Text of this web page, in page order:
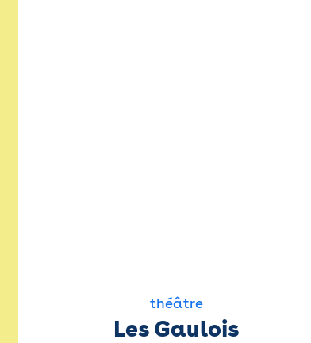
théâtre
Les Gaulois